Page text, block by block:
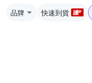
品牌 快速到貨